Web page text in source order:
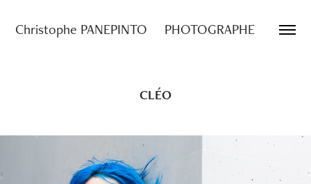
Christophe PANEPINTO     PHOTOGRAPHE
CLÉO